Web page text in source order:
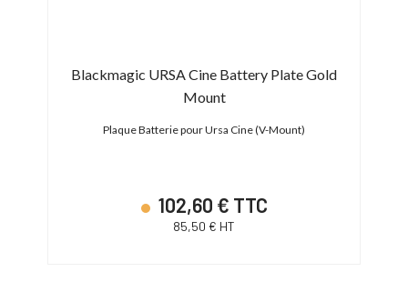
Blackmagic URSA Cine Battery Plate Gold
Mount
Plaque Batterie pour Ursa Cine (V-Mount)
102,60 € TTC
85,50 € HT